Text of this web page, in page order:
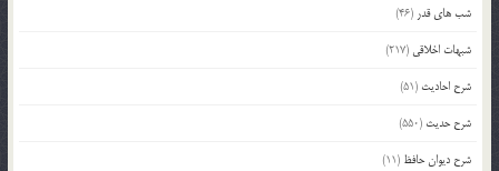
شب های قدر (46)
شبهات اخلاقی (217)
شرح احادیث (51)
شرح حدیث (550)
شرح دیوان حافظ (11)